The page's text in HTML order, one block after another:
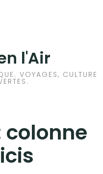
l'Air
VOYAGES, CULTURE
colonne